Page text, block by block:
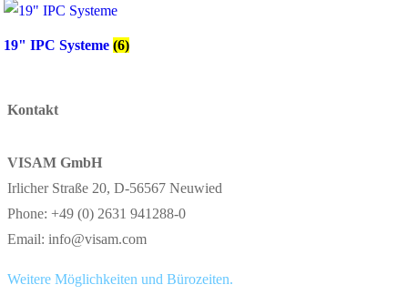
19" IPC Systeme (6)
Kontakt
VISAM GmbH
Irlicher Straße 20, D-56567 Neuwied
Phone: +49 (0) 2631 941288-0
Email: info@visam.com
Weitere Möglichkeiten und Bürozeiten.